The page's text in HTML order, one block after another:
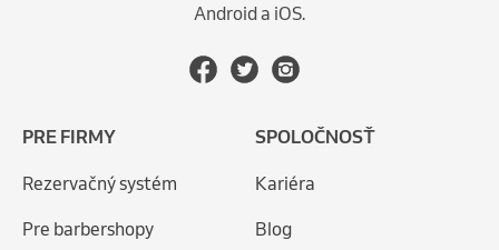
Android a iOS.
PRE FIRMY
Rezervačný systém
Pre barbershopy
SPOLOČNOSŤ
Kariéra
Blog